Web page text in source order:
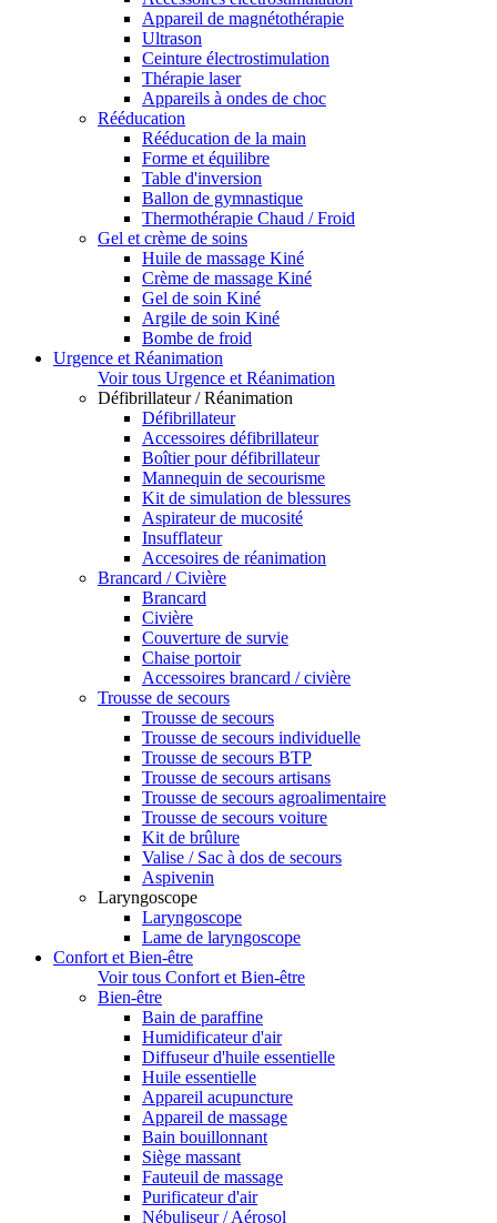
Appareil de magnétothérapie
Ultrason
Ceinture électrostimulation
Thérapie laser
Appareils à ondes de choc
Rééducation
Rééducation de la main
Forme et équilibre
Table d'inversion
Ballon de gymnastique
Thermothérapie Chaud / Froid
Gel et crème de soins
Huile de massage Kiné
Crème de massage Kiné
Gel de soin Kiné
Argile de soin Kiné
Bombe de froid
Urgence et Réanimation
Voir tous Urgence et Réanimation
Défibrillateur / Réanimation
Défibrillateur
Accessoires défibrillateur
Boîtier pour défibrillateur
Mannequin de secourisme
Kit de simulation de blessures
Aspirateur de mucosité
Insufflateur
Accesoires de réanimation
Brancard / Civière
Brancard
Civière
Couverture de survie
Chaise portoir
Accessoires brancard / civière
Trousse de secours
Trousse de secours
Trousse de secours individuelle
Trousse de secours BTP
Trousse de secours artisans
Trousse de secours agroalimentaire
Trousse de secours voiture
Kit de brûlure
Valise / Sac à dos de secours
Aspivenin
Laryngoscope
Laryngoscope
Lame de laryngoscope
Confort et Bien-être
Voir tous Confort et Bien-être
Bien-être
Bain de paraffine
Humidificateur d'air
Diffuseur d'huile essentielle
Huile essentielle
Appareil acupuncture
Appareil de massage
Bain bouillonnant
Siège massant
Fauteuil de massage
Purificateur d'air
Nébuliseur / Aérosol